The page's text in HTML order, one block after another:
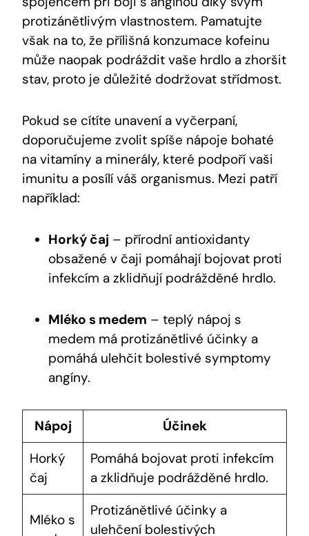
protizánětlivým vlastnostem. Pamatujte
však na to, že přílišná konzumace kofeinu
může naopak podráždit vaše hrdlo a zhoršit
stav, proto je důležité dodržovat střídmost.
Pokud se cítíte unavení a vyčerpaní,
doporučujeme zvolit spíše nápoje bohaté
na vitamíny a minerály, které podpoří vaši
imunitu a posílí váš organismus. Mezi patří
například:
Horký čaj – přírodní antioxidanty
obsažené v čaji pomáhají bojovat proti
infekcím a zklidňují podrážděné hrdlo.
Mléko s medem – teplý nápoj s
medem má protizánětlivé účinky a
pomáhá ulehčit bolestivé symptomy
angíny.
Nápoj
Účinek
Horký
čaj
Pomáhá bojovat proti infekcím
a zklidňuje podrážděné hrdlo.
Mléko s
Protizánětlivé účinky a
ulehčení bolestivých